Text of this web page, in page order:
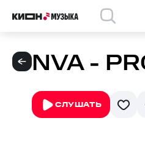
NVA -
СЛУШАТЬ